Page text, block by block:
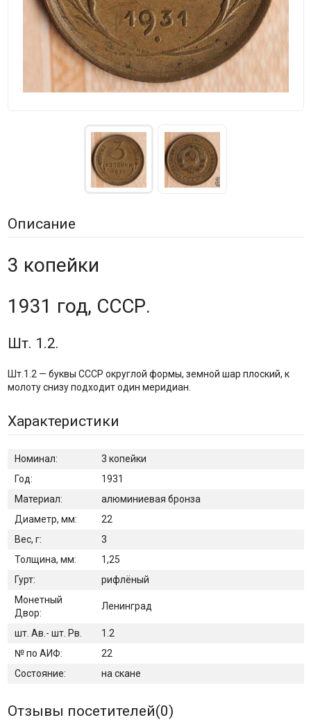
Описание
3 копейки
1931 год, СССР.
Шт. 1.2.
Шт.1.2 — буквы СССР округлой формы, земной шар плоский, к
молоту снизу подходит один меридиан.
Характеристики
Номинал:
3 копейки
Год:
1931
Материал:
алюминиевая бронза
Диаметр, мм:
22
Вес, г:
3
Толщина, мм:
1,25
Гурт:
рифлёный
Монетный
Двор:
Ленинград
шт. Ав.- шт. Рв.
1.2
№ по АИФ:
22
Состояние:
на скане
Отзывы посетителей(0)